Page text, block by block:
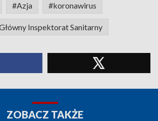
#Azja #koronawirus
Inspektorat Sanitarny
ZOBACZ TAKŻE